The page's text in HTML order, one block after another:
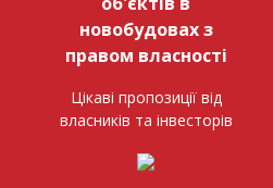
новобудовах з
правом власності
Цікаві пропозиції від
власників та інвесторів